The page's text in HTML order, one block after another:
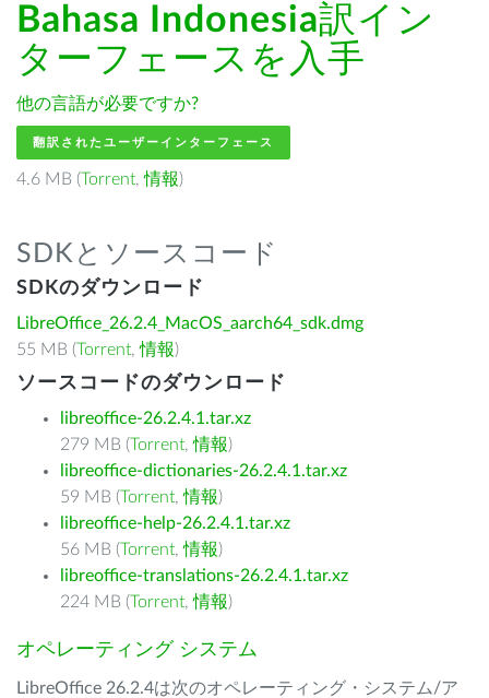
Bahasa Indonesia訳イン
ターフェースを入手
他の言語が必要ですか?
翻訳されたユーザーインターフェース
4.6 MB (Torrent,情報)
SDKとソースコード
SDKのダウンロード
LibreOffice_26.2.4_MacOS_aarch64_sdk.dmg
55 MB (Torrent,情報)
ソースコードのダウンロード
libreoffice-26.2.4.1.tar.xz
279 MB (Torrent,情報)
libreoffice-dictionaries-26.2.4.1.tar.xz
59 MB (Torrent,情報)
libreoffice-help-26.2.4.1.tar.xz
56 MB (Torrent,情報)
libreoffice-translations-26.2.4.1.tar.xz
224 MB (Torrent,情報)
オペレーティング システム
LibreOffice 26.2.4は次のオペレーティング・システム/ア